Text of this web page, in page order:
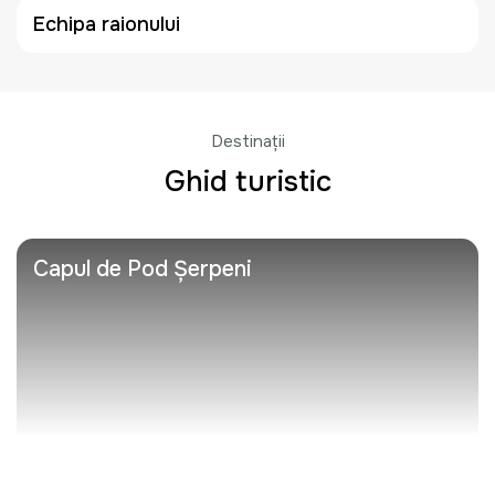
Echipa raionului
Destinații
Ghid turistic
Capul de Pod Șerpeni